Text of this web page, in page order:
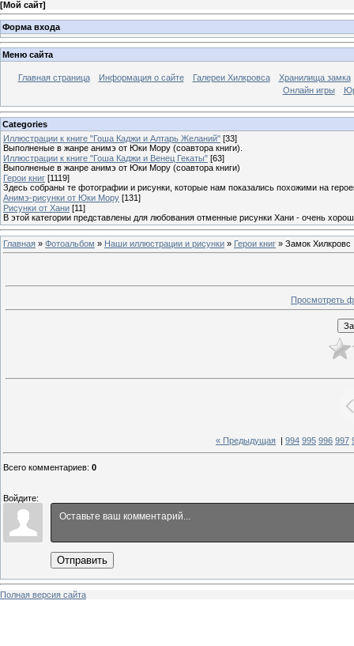
[Мой сайт]
Форма входа
Меню сайта
Главная страница Информация о сайте Галереи Хилкровса
Хранилища замка
Онлайн игры
Categories
Иллюстрации к книге "Гоша Каджи и Алтарь Желаний" [33]
Выполненые в жанре анимэ от Юки Мору (соавтора книги).
Иллюстрации к книге "Гоша Каджи и Венец Гекаты" [63]
Выполненые в жанре анимэ от Юки Мору (соавтора книги)
Герои книг [1119]
Здесь собраны те фотографии и рисунки, которые нам показались похожими на
Анимэ-рисунки от Юки Мору [131]
Рисунки от Хани [11]
В этой категории представлены для любования отменные рисунки Хани - очень
Главная » Фотоальбом » Наши иллюстрации и рисунки » Герои книг » Замок Хилкровс
Просмотреть
« Предыдущая 994 995 996 997
Всего комментариев: 0
Войдите:
Отправить
Полная версия сайта